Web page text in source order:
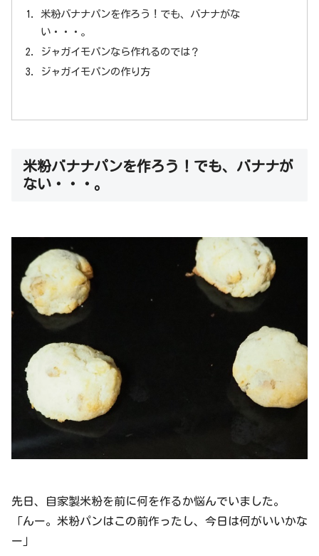
米粉バナナパンを作ろう！でも、バナナがな
い・・・。
ジャガイモパンなら作れるのでは？
ジャガイモパンの作り方
米粉バナナパンを作ろう！でも、バナナが
ない・・・。
先日、自家製米粉を前に何を作るか悩んでいました。
「んー。米粉パンはこの前作ったし、今日は何がいいかな
ー」